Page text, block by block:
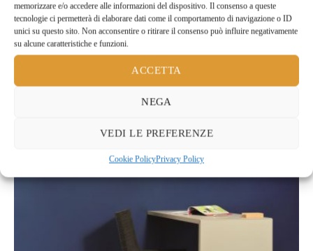
memorizzare e/o accedere alle informazioni del dispositivo. Il consenso a queste
tecnologie ci permetterà di elaborare dati come il comportamento di navigazione o ID
unici su questo sito. Non acconsentire o ritirare il consenso può influire negativamente
su alcune caratteristiche e funzioni.
ACCETTA
NEGA
VEDI LE PREFERENZE
Cookie PolicyPrivacy Policy
Cristina Rubinetterie, Serie ITALY design by
Busetti Garuti Redaelli